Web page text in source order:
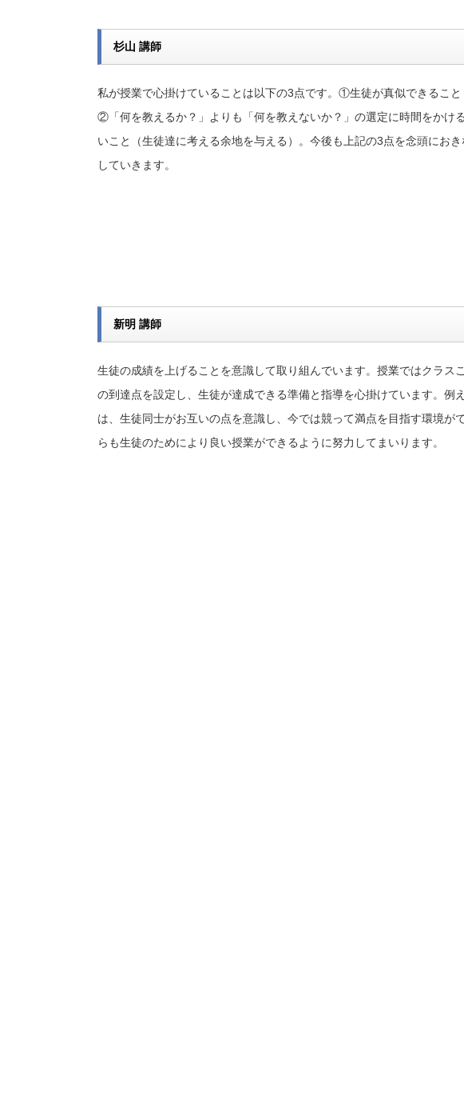
杉山 講師
私が授業で心掛けていることは以下の3点です。①生徒が真似できること
②「何を教えるか？」よりも「何を教えないか？」の選定に時間をかけ
いこと（生徒達に考える余地を与える）。今後も上記の3点を念頭にお
していきます。
新明 講師
生徒の成績を上げることを意識して取り組んでいます。授業ではクラス
の到達点を設定し、生徒が達成できる準備と指導を心掛けています。例
は、生徒同士がお互いの点を意識し、今では競って満点を目指す環境が
らも生徒のためにより良い授業ができるように努力してまいります。